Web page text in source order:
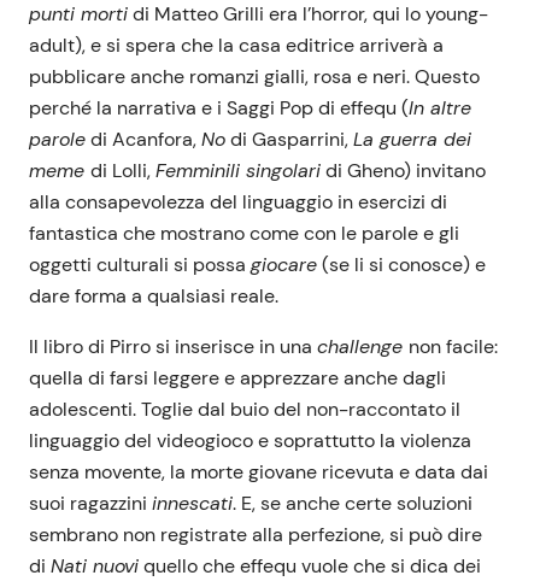
punti mortidi Matteo Grilli era l’horror, qui lo young-
adult), e si spera che la casa editrice arriverà a
pubblicare anche romanzi gialli, rosa e neri. Questo
perché la narrativa e i Saggi Pop di effequ (In altre
paroledi Acanfora,Nodi Gasparrini,La guerra dei
meme di Lolli,Femminili singolaridi Gheno) invitano
alla consapevolezza del linguaggio in esercizi di
fantastica che mostrano come con le parole e gli
oggetti culturali si possa giocare(se li si conosce) e
dare forma a qualsiasi reale.
Il libro di Pirro si inserisce in una challenge non facile:
quella di farsi leggere e apprezzare anche dagli
adolescenti. Toglie dal buio del non-raccontato il
linguaggio del videogioco e soprattutto la violenza
senza movente, la morte giovane ricevuta e data dai
suoi ragazzini innescati. E, se anche certe soluzioni
sembrano non registrate alla perfezione, si può dire
di Nati nuoviquello che effequ vuole che si dica dei